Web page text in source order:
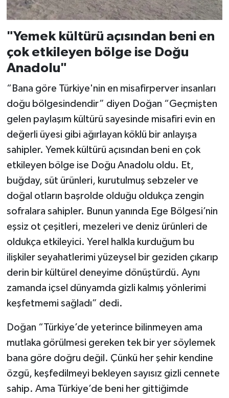
"Yemek kültürü açısından beni en
çok etkileyen bölge ise Doğu
Anadolu"
“Bana göre Türkiye'nin en misafirperver insanları
doğu bölgesindendir” diyen Doğan “Geçmişten
gelen paylaşım kültürü sayesinde misafiri evin en
değerli üyesi gibi ağırlayan köklü bir anlayışa
sahipler. Yemek kültürü açısından beni en çok
etkileyen bölge ise Doğu Anadolu oldu. Et,
buğday, süt ürünleri, kurutulmuş sebzeler ve
doğal otların başrolde olduğu oldukça zengin
sofralara sahipler. Bunun yanında Ege Bölgesi’nin
eşsiz ot çeşitleri, mezeleri ve deniz ürünleri de
oldukça etkileyici. Yerel halkla kurduğum bu
ilişkiler seyahatlerimi yüzeysel bir geziden çıkarıp
derin bir kültürel deneyime dönüştürdü. Aynı
zamanda içsel dünyamda gizli kalmış yönlerimi
keşfetmemi sağladı” dedi.
Doğan “Türkiye’de yeterince bilinmeyen ama
mutlaka görülmesi gereken tek bir yer söylemek
bana göre doğru değil. Çünkü her şehir kendine
özgü, keşfedilmeyi bekleyen sayısız gizli cennete
sahip. Ama Türkiye’de beni her gittiğimde